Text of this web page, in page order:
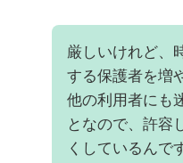
厳しいけれど、
する保護者を増
他の利用者にも
となので、許容
くしているんで